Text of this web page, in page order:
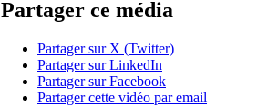
Partager ce média
Partager sur X (Twitter)
Partager sur LinkedIn
Partager sur Facebook
Partager cette vidéo par email